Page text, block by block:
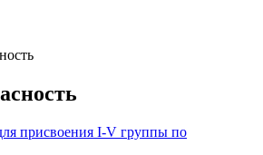
присвоения I-V группы по